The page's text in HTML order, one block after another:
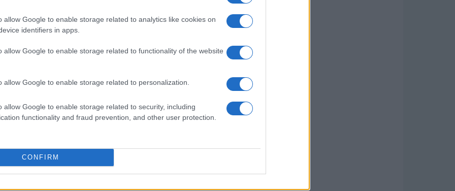
allow Google to enable storage related to analytics like cookies on
identifiers in apps.
allow Google to enable storage related to functionality of the website
allow Google to enable storage related to personalization.
allow Google to enable storage related to security, including
functionality and fraud prevention, and other user protection.
CONFIRM
non cercano soluzioni miracolose, ma
la valutazione del rischio e la costruzione di
attenzione alla qualità delle serie storiche.
rispetto al passato. Tuttavia, l’introduzione di
governance chiara, perché il valore deriva
umana di interpretarne i risultati.